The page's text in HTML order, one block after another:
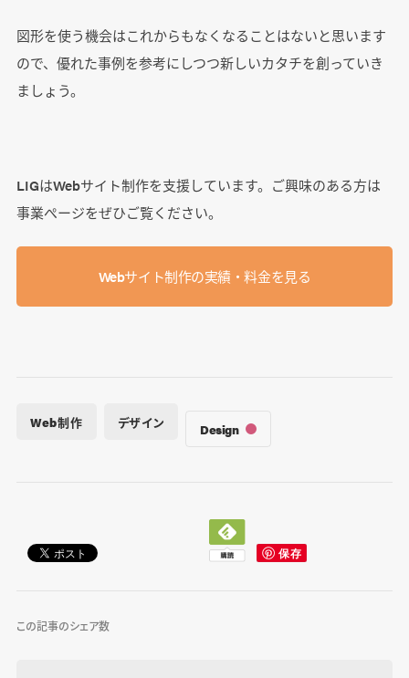
図形を使う機会はこれからもなくなることはないと思います
ので、優れた事例を参考にしつつ新しいカタチを創っていき
ましょう。
LIGはWebサイト制作を支援しています。ご興味のある方は
事業ぺージをぜひご覧ください。
Webサイト制作の実績・料金を見る
Web制作 デザイン Design
この記事のシェア数